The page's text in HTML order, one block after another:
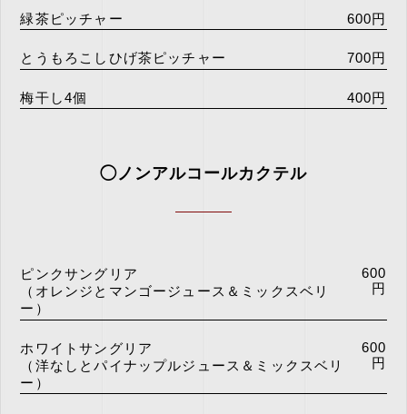
緑茶ピッチャー 600円
とうもろこしひげ茶ピッチャー 700円
梅干し4個 400円
◯ノンアルコールカクテル
ピンクサングリア
（オレンジとマンゴージュース＆ミックスベリ
ー）
600
円
ホワイトサングリア
（洋なしとパイナップルジュース＆ミックスベリ
ー）
600
円